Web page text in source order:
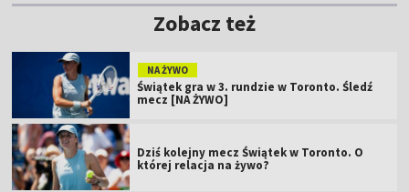
Zobacz też
NA ŻYWO
Świątek gra w 3. rundzie w Toronto. Śledź
mecz [NA ŻYWO]
Dziś kolejny mecz Świątek w Toronto. O
której relacja na żywo?